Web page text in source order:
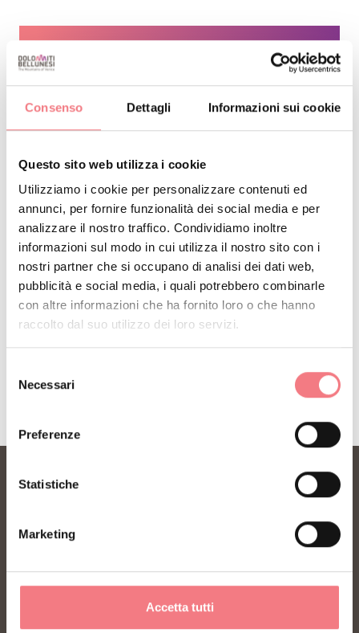
Consenso Dettagli Informazioni sui cookie
Questo sito web utilizza i cookie
Utilizziamo i cookie per personalizzare contenuti ed
annunci, per fornire funzionalità dei social media e per
analizzare il nostro traffico. Condividiamo inoltre
informazioni sul modo in cui utilizza il nostro sito con i
nostri partner che si occupano di analisi dei dati web,
pubblicità e social media, i quali potrebbero combinarle
con altre informazioni che ha fornito loro o che hanno
raccolto dal suo utilizzo dei loro servizi.
delNecessari
Preferenze
Statistiche
Marketing
Accetta tutti
RESTA IN CONTATTO
Iscriviti alla newsletter delle Dolomiti Bellunesi!
Riceverai notizie, informazioni, itinerari, idee e
consigli per la tua vacanza in ogni stagione.
ISCRIVITI ALLA NEWSLETTER